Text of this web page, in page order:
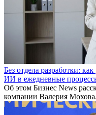
Без отдела разработки:
ИИ в ежедневные
Об этом Бизнес News
компании Валерия Мохова.